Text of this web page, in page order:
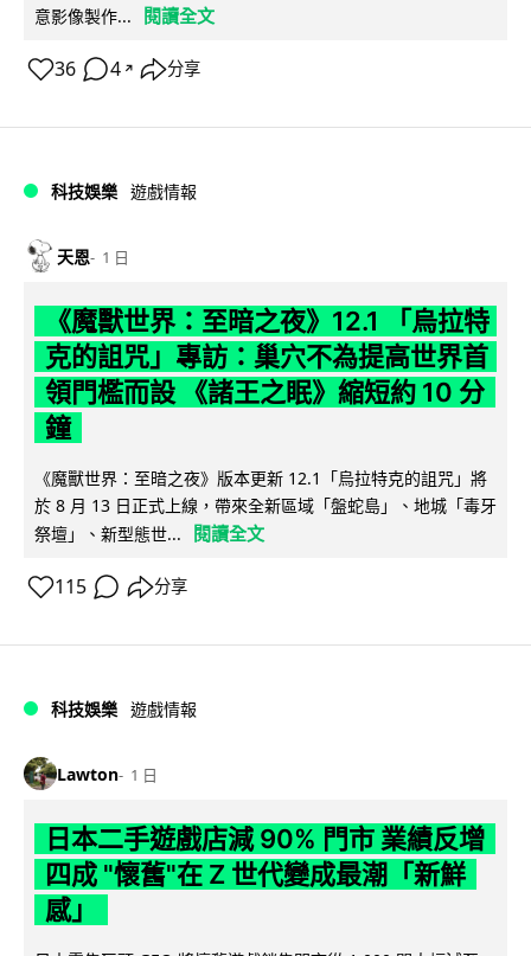
意影像製作...
閱讀全文
36 4 ↗ 分享
科技娛樂 遊戲情報
天恩 1 日
《魔獸世界：至暗之夜》12.1 「烏拉特
克的詛咒」專訪：巢穴不為提高世界首
領門檻而設 《諸王之眠》縮短約 10 分
鐘
《魔獸世界：至暗之夜》版本更新 12.1「烏拉特克的詛咒」將
於 8 月 13 日正式上線，帶來全新區域「盤蛇島」、地城「毒牙
祭壇」、新型態世...
閱讀全文
115 分享
科技娛樂 遊戲情報
Lawton 1 日
日本二手遊戲店減 90% 門市 業績反增
四成 "懷舊"在 Z 世代變成最潮「新鮮
感」